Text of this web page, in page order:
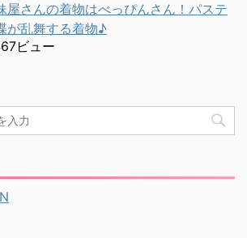
屋さんの着物はべっぴんさん！パステ
が乱舞する着物♪
ビュー